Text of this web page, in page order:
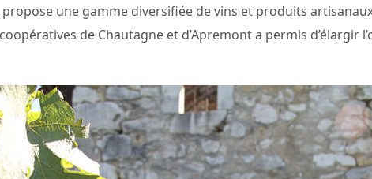
une gamme diversifiée de vins et produits
de Chautagne et d’Apremont a permis d’élargir